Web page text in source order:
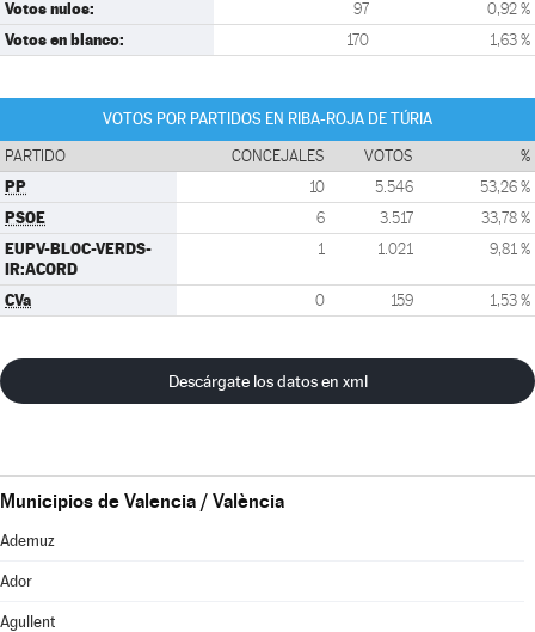
Votos nulos: 97 0,92 %
Votos en blanco: 170 1,63 %
VOTOS POR PARTIDOS EN RIBA-ROJA DE TÚRIA
PARTIDO CONCEJALES VOTOS %
PP 10 5.546 53,26 %
PSOE 6 3.517 33,78 %
EUPV-BLOC-VERDS-
IR:ACORD
1 1.021 9,81 %
CVa 0 159 1,53 %
Descárgate los datos en xml
Municipios de Valencia / València
Ademuz
Ador
Agullent